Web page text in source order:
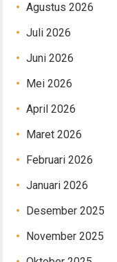
Agustus 2026
Juli 2026
Juni 2026
Mei 2026
April 2026
Maret 2026
Februari 2026
Januari 2026
Desember 2025
November 2025